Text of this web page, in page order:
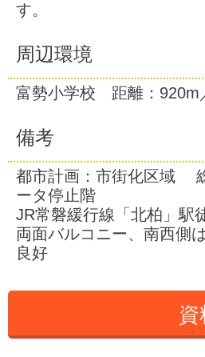
す。
周辺環境
富勢小学校 距離：
備考
都市計画：市街化区域
ータ停止階
JR常磐緩行線「北柏」駅
両面バルコニー、南西側
良好
資